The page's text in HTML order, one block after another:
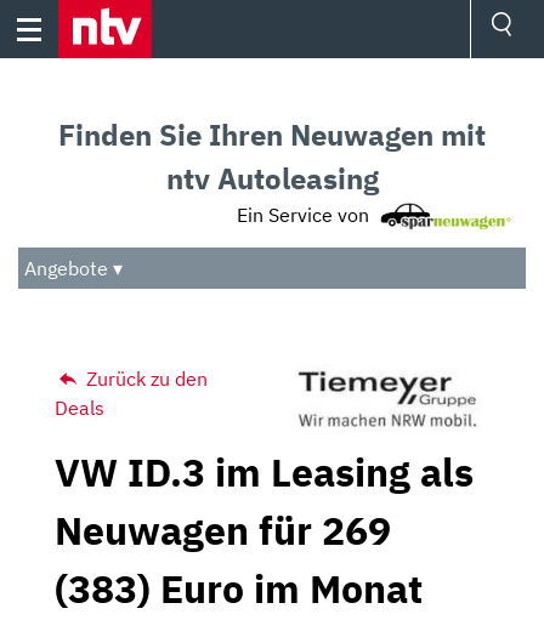
Skip
Audio
Das Beste
Finden Sie Ihren Neuwagen mit
ntv Autoleasing
Ein Service von
Angebote ▾
Zurück zu den
Deals
VW ID.3 im Leasing als
Neuwagen für 269
(383) Euro im Monat